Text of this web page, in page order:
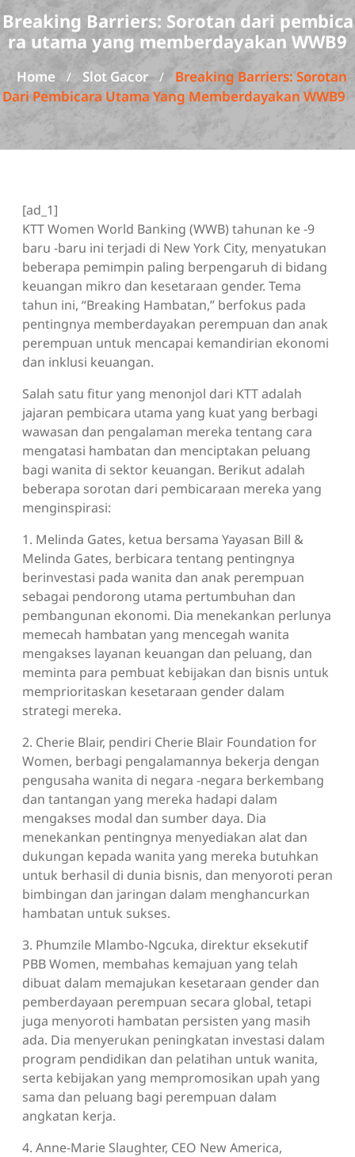
Breaking Barriers: Sorotan dari pembica
ra utama yang memberdayakan WWB9
Home / Slot Gacor /
Breaking Barriers: Sorotan
Dari Pembicara Utama Yang Memberdayakan WWB9
[ad_1]
KTT Women World Banking (WWB) tahunan ke -9
baru -baru ini terjadi di New York City, menyatukan
beberapa pemimpin paling berpengaruh di bidang
keuangan mikro dan kesetaraan gender. Tema
tahun ini, “Breaking Hambatan,” berfokus pada
pentingnya memberdayakan perempuan dan anak
perempuan untuk mencapai kemandirian ekonomi
dan inklusi keuangan.
Salah satu fitur yang menonjol dari KTT adalah
jajaran pembicara utama yang kuat yang berbagi
wawasan dan pengalaman mereka tentang cara
mengatasi hambatan dan menciptakan peluang
bagi wanita di sektor keuangan. Berikut adalah
beberapa sorotan dari pembicaraan mereka yang
menginspirasi:
1. Melinda Gates, ketua bersama Yayasan Bill &
Melinda Gates, berbicara tentang pentingnya
berinvestasi pada wanita dan anak perempuan
sebagai pendorong utama pertumbuhan dan
pembangunan ekonomi. Dia menekankan perlunya
memecah hambatan yang mencegah wanita
mengakses layanan keuangan dan peluang, dan
meminta para pembuat kebijakan dan bisnis untuk
memprioritaskan kesetaraan gender dalam
strategi mereka.
2. Cherie Blair, pendiri Cherie Blair Foundation for
Women, berbagi pengalamannya bekerja dengan
pengusaha wanita di negara -negara berkembang
dan tantangan yang mereka hadapi dalam
mengakses modal dan sumber daya. Dia
menekankan pentingnya menyediakan alat dan
dukungan kepada wanita yang mereka butuhkan
untuk berhasil di dunia bisnis, dan menyoroti peran
bimbingan dan jaringan dalam menghancurkan
hambatan untuk sukses.
3. Phumzile Mlambo-Ngcuka, direktur eksekutif
PBB Women, membahas kemajuan yang telah
dibuat dalam memajukan kesetaraan gender dan
pemberdayaan perempuan secara global, tetapi
juga menyoroti hambatan persisten yang masih
ada. Dia menyerukan peningkatan investasi dalam
program pendidikan dan pelatihan untuk wanita,
serta kebijakan yang mempromosikan upah yang
sama dan peluang bagi perempuan dalam
angkatan kerja.
4. Anne-Marie Slaughter, CEO New America,